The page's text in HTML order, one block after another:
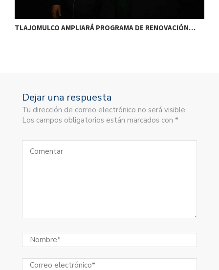
TLAJOMULCO AMPLIARÁ PROGRAMA DE RENOVACIÓN…
Dejar una respuesta
Tu dirección de correo electrónico no será visible.
Los campos obligatorios están marcados con *